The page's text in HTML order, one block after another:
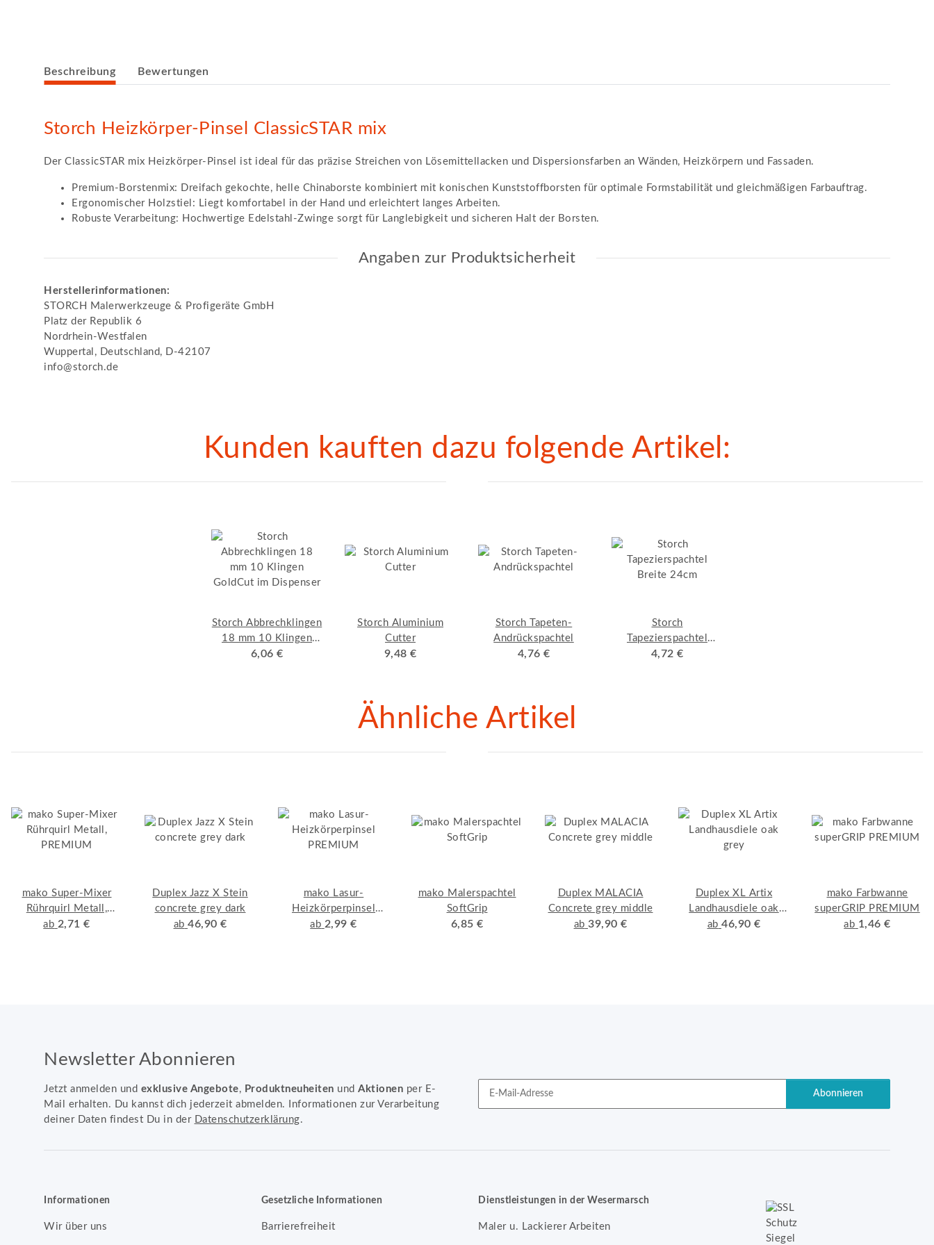
weitere Registerkarten anzeigen
Beschreibung Bewertungen
Storch Heizkörper-Pinsel ClassicSTAR mix
Der ClassicSTAR mix Heizkörper-Pinsel ist ideal für das präzise Streichen von Lösemittellacken und Dispersionsfarben an Wänden, Heizkörpern und Fassaden.
Premium-Borstenmix: Dreifach gekochte, helle Chinaborste kombiniert mit konischen Kunststoffborsten für optimale Formstabilität und gleichmäßigen Farbauftrag.
Ergonomischer Holzstiel: Liegt komfortabel in der Hand und erleichtert langes Arbeiten.
Robuste Verarbeitung: Hochwertige Edelstahl-Zwinge sorgt für Langlebigkeit und sicheren Halt der Borsten.
Angaben zur Produktsicherheit
Herstellerinformationen:
STORCH Malerwerkzeuge & Profigeräte GmbH
Platz der Republik 6
Nordrhein-Westfalen
Wuppertal, Deutschland, D-42107
info@storch.de
Kunden kauften dazu folgende Artikel:
Storch Abbrechklingen
18 mm 10 Klingen
GoldCut im Dispenser
6,06 €
Storch Aluminium
Cutter
9,48 €
Storch Tapeten-
Andrückspachtel
4,76 €
Storch
Tapezierspachtel
Breite 24cm
4,72 €
Ähnliche Artikel
mako Super-Mixer
Rührquirl Metall,
PREMIUM
ab 2,71 €
Duplex Jazz X Stein
concrete grey dark
ab 46,90 €
mako Lasur-
Heizkörperpinsel
PREMIUM
ab 2,99 €
mako Malerspachtel
SoftGrip
6,85 €
Duplex MALACIA
Concrete grey middle
ab 39,90 €
Duplex XL Artix
Landhausdiele oak
grey
ab 46,90 €
mako Farbwanne
superGRIP PREMIUM
ab 1,46 €
Newsletter Abonnieren
Jetzt anmelden und exklusive Angebote, Produktneuheiten und Aktionen per E-
Mail erhalten. Du kannst dich jederzeit abmelden. Informationen zur Verarbeitung
deiner Daten findest Du in der Datenschutzerklärung.
Abonnieren
Informationen
Wir über uns
Gesetzliche Informationen
Barrierefreiheit
Dienstleistungen in der Wesermarsch
Maler u. Lackierer Arbeiten